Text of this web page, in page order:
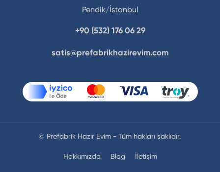
Pendik/İstanbul
+90 (532) 176 06 29
satis@prefabrikhazirevim.com
© Prefabrik Hazır Evim - Tüm hakları saklıdır.
Hakkımızda Blog İletişim